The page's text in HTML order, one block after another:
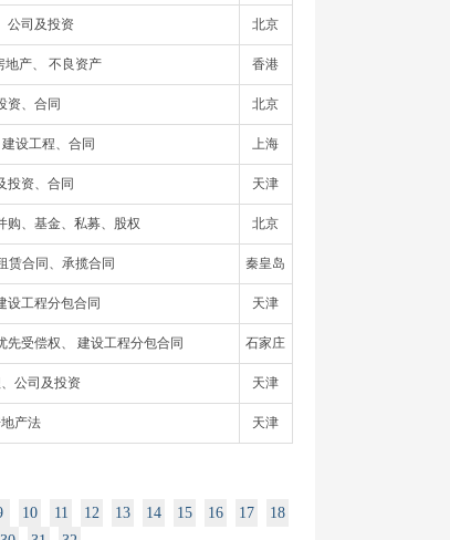
公司及投资 北京
地产、 不良资产 香港
资、合同 北京
设工程、合同 上海
投资、合同 天津
购、基金、私募、股权 北京
赁合同、承揽合同 秦皇岛
设工程分包合同 天津
先受偿权、 建设工程分包合同 石家庄
公司及投资 天津
产法 天津
10 11 12 13 14 15 16 17
18